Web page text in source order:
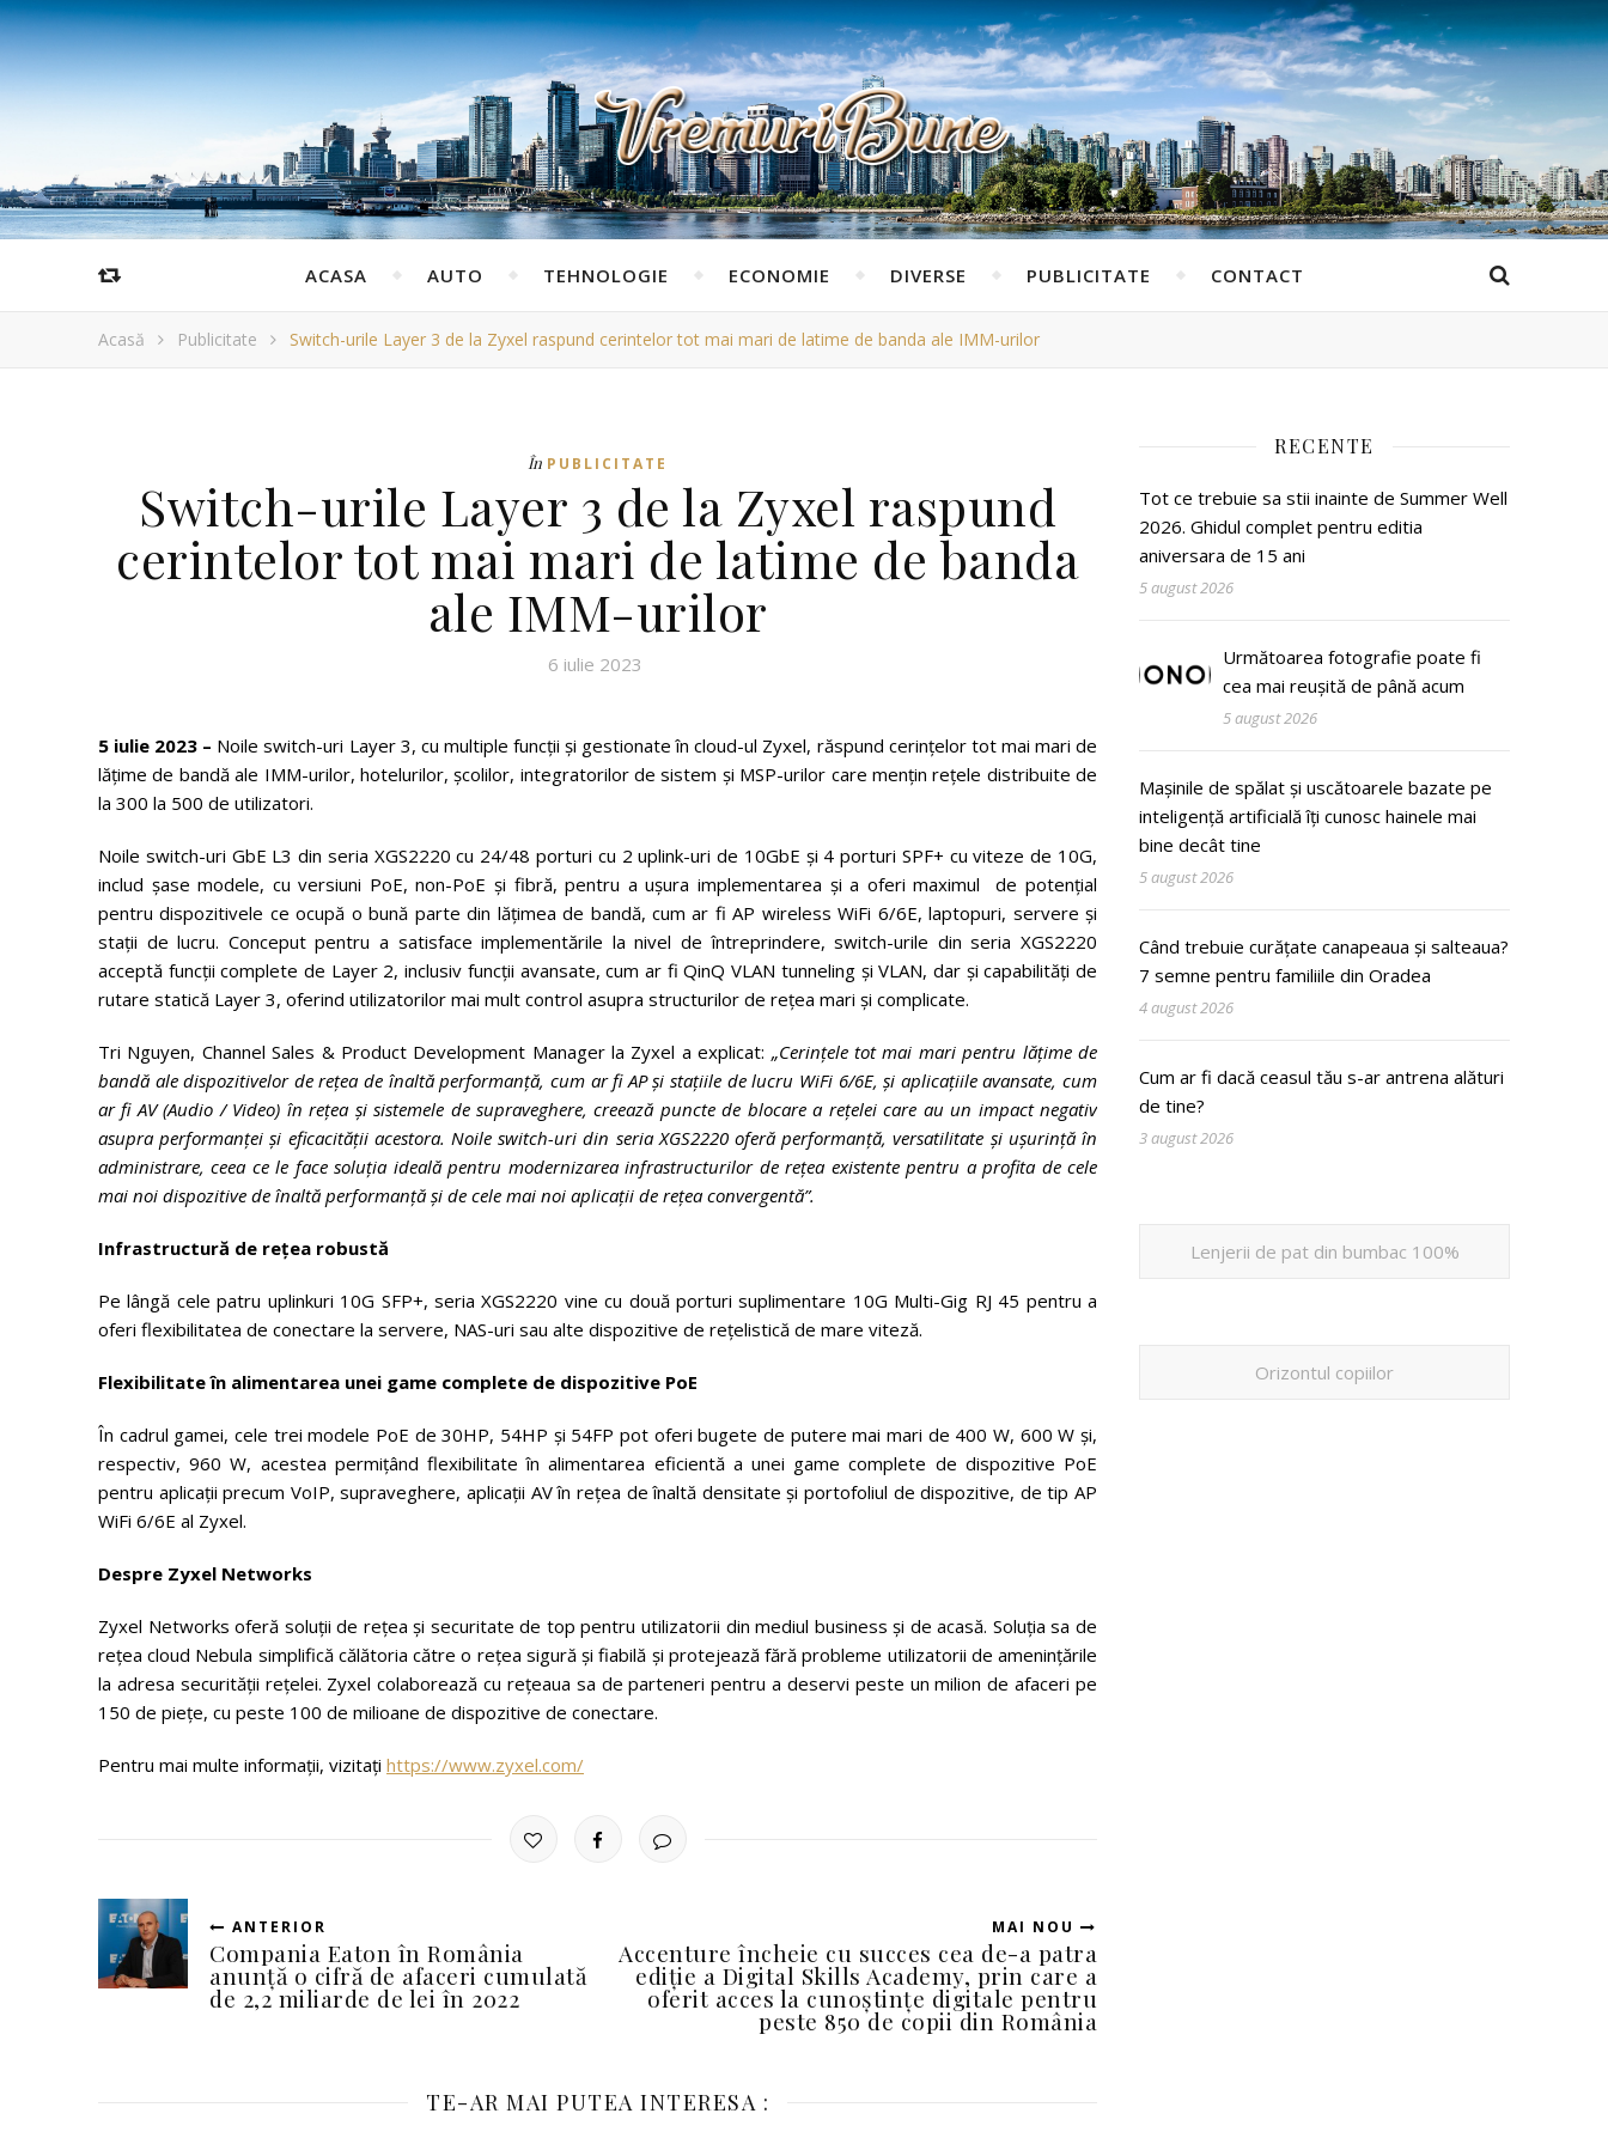
ACASA AUTO TEHNOLOGIE ECONOMIE DIVERSE PUBLICITATE CONTACT
Acasă Publicitate Switch-urile Layer 3 de la Zyxel raspund cerintelor tot mai mari de latime de banda ale IMM-urilor
În PUBLICITATE
Switch-urile Layer 3 de la Zyxel raspund
cerintelor tot mai mari de latime de banda
ale IMM-urilor
6 iulie 2023
5 iulie 2023 – Noile switch-uri Layer 3, cu multiple funcții și gestionate în cloud-ul Zyxel, răspund cerințelor tot mai mari de
lățime de bandă ale IMM-urilor, hotelurilor, școlilor, integratorilor de sistem și MSP-urilor care mențin rețele distribuite de
la 300 la 500 de utilizatori.
Noile switch-uri GbE L3 din seria XGS2220 cu 24/48 porturi cu 2 uplink-uri de 10GbE și 4 porturi SPF+ cu viteze de 10G,
includ șase modele, cu versiuni PoE, non-PoE și fibră, pentru a ușura implementarea și a oferi maximul de potențial
pentru dispozitivele ce ocupă o bună parte din lățimea de bandă, cum ar fi AP wireless WiFi 6/6E, laptopuri, servere și
stații de lucru. Conceput pentru a satisface implementările la nivel de întreprindere, switch-urile din seria XGS2220
acceptă funcții complete de Layer 2, inclusiv funcții avansate, cum ar fi QinQ VLAN tunneling și VLAN, dar și capabilități de
rutare statică Layer 3, oferind utilizatorilor mai mult control asupra structurilor de rețea mari și complicate.
Tri Nguyen, Channel Sales & Product Development Manager la Zyxel a explicat: „Cerințele tot mai mari pentru lățime de
bandă ale dispozitivelor de rețea de înaltă performanță, cum ar fi AP și stațiile de lucru WiFi 6/6E, și aplicațiile avansate, cum
ar fi AV (Audio / Video) în rețea și sistemele de supraveghere, creează puncte de blocare a rețelei care au un impact negativ
asupra performanței și eficacității acestora. Noile switch-uri din seria XGS2220 oferă performanță, versatilitate și ușurință în
administrare, ceea ce le face soluția ideală pentru modernizarea infrastructurilor de rețea existente pentru a profita de cele
mai noi dispozitive de înaltă performanță și de cele mai noi aplicații de rețea convergentă”.
Infrastructură de rețea robustă
Pe lângă cele patru uplinkuri 10G SFP+, seria XGS2220 vine cu două porturi suplimentare 10G Multi-Gig RJ 45 pentru a
oferi flexibilitatea de conectare la servere, NAS-uri sau alte dispozitive de rețelistică de mare viteză.
Flexibilitate în alimentarea unei game complete de dispozitive PoE
În cadrul gamei, cele trei modele PoE de 30HP, 54HP și 54FP pot oferi bugete de putere mai mari de 400 W, 600 W și,
respectiv, 960 W, acestea permițând flexibilitate în alimentarea eficientă a unei game complete de dispozitive PoE
pentru aplicații precum VoIP, supraveghere, aplicații AV în rețea de înaltă densitate și portofoliul de dispozitive, de tip AP
WiFi 6/6E al Zyxel.
Despre Zyxel Networks
Zyxel Networks oferă soluții de rețea și securitate de top pentru utilizatorii din mediul business și de acasă. Soluția sa de
rețea cloud Nebula simplifică călătoria către o rețea sigură și fiabilă și protejează fără probleme utilizatorii de amenințările
la adresa securității rețelei. Zyxel colaborează cu rețeaua sa de parteneri pentru a deservi peste un milion de afaceri pe
150 de piețe, cu peste 100 de milioane de dispozitive de conectare.
Pentru mai multe informații, vizitați https://www.zyxel.com/
ANTERIOR
Compania Eaton în România
anunță o cifră de afaceri cumulată
de 2,2 miliarde de lei în 2022
MAI NOU
Accenture încheie cu succes cea de-a patra
ediție a Digital Skills Academy, prin care a
oferit acces la cunoștințe digitale pentru
peste 850 de copii din România
TE-AR MAI PUTEA INTERESA :
RECENTE
Tot ce trebuie sa stii inainte de Summer Well
2026. Ghidul complet pentru editia
aniversara de 15 ani
5 august 2026
Următoarea fotografie poate fi
cea mai reușită de până acum
5 august 2026
Mașinile de spălat și uscătoarele bazate pe
inteligență artificială îți cunosc hainele mai
bine decât tine
5 august 2026
Când trebuie curățate canapeaua și salteaua?
7 semne pentru familiile din Oradea
4 august 2026
Cum ar fi dacă ceasul tău s-ar antrena alături
de tine?
3 august 2026
Lenjerii de pat din bumbac 100%
Orizontul copiilor